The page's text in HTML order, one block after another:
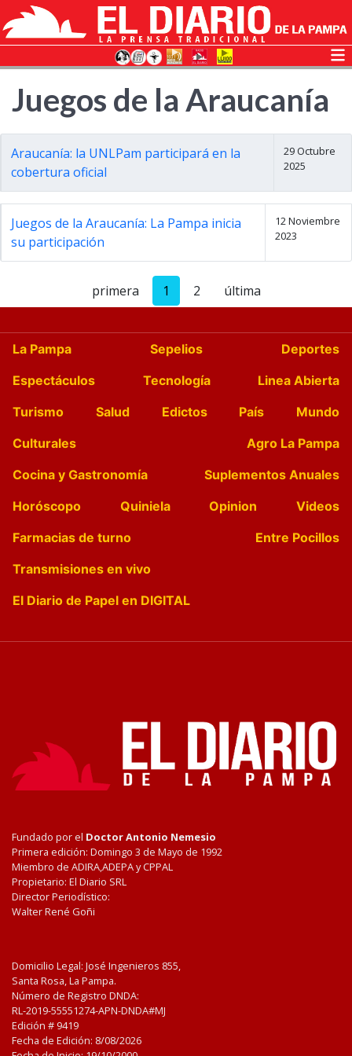
Juegos de la Araucanía
Araucanía: la UNLPam participará en la
cobertura oficial
29 Octubre
2025
Juegos de la Araucanía: La Pampa inicia
su participación
12 Noviembre
2023
primera 1 2 última
La Pampa Sepelios
Deportes
Espectáculos
Tecnología
Linea Abierta
Turismo
Salud Edictos País
Mundo
Culturales
Agro La Pampa
Cocina y Gastronomía
Suplementos Anuales
Horóscopo
Quiniela Opinion
Videos
Farmacias de turno
Entre Pocillos
Transmisiones en vivo
El Diario de Papel en DIGITAL
Fundado por el Doctor Antonio Nemesio
Primera edición: Domingo 3 de Mayo de 1992
Miembro de ADIRA,ADEPA y CPPAL
Propietario: El Diario SRL
Director Periodístico:
Walter René Goñi
Domicilio Legal: José Ingenieros 855,
Santa Rosa, La Pampa.
Número de Registro DNDA:
RL-2019-55551274-APN-DNDA#MJ
Edición # 9419
Fecha de Edición: 8/08/2026